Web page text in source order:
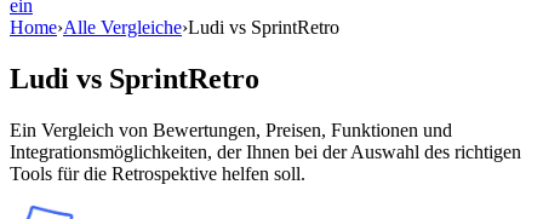
ein
Home›Alle Vergleiche›Ludi vs SprintRetro
Ludi vs SprintRetro
Ein Vergleich von Bewertungen, Preisen, Funktionen und
Integrationsmöglichkeiten, der Ihnen bei der Auswahl des richtigen
Tools für die Retrospektive helfen soll.